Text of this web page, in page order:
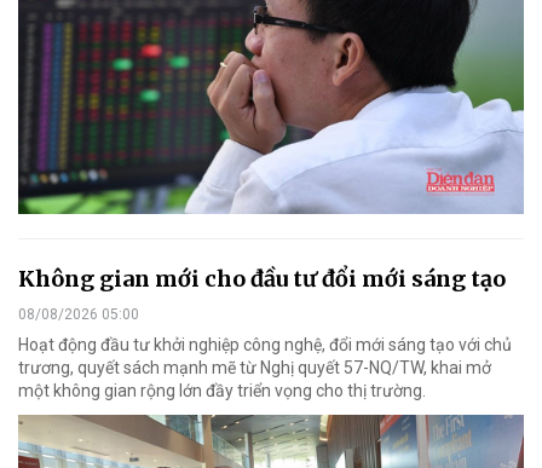
Không gian mới cho đầu tư đổi mới sáng tạo
08/08/2026 05:00
Hoạt động đầu tư khởi nghiệp công nghệ, đổi mới sáng tạo với chủ
trương, quyết sách mạnh mẽ từ Nghị quyết 57-NQ/TW, khai mở
một không gian rộng lớn đầy triển vọng cho thị trường.